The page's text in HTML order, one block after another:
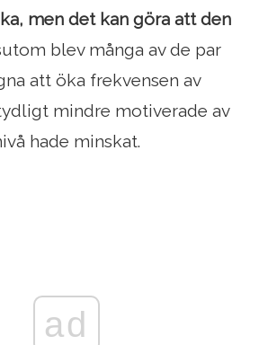
men det kan göra att den
blev många av de par
att öka frekvensen av
mindre motiverade av
hade minskat.
ad